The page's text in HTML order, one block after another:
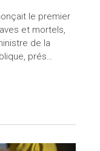
le premier
et mortels,
de la
prés…